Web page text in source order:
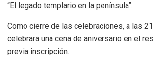
“El legado templario en la península”.
Como cierre de las celebraciones, a las
celebrará una cena de aniversario en el
previa inscripción.